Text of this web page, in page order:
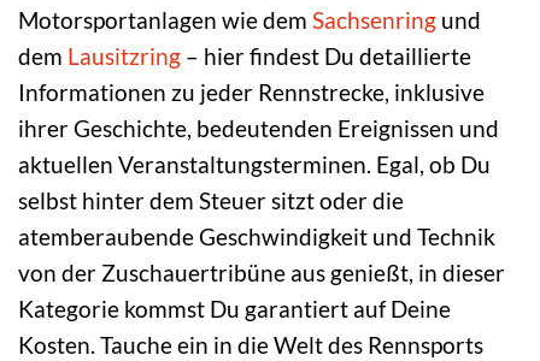
Motorsportanlagen wie dem Sachsenring und
dem Lausitzring – hier findest Du detaillierte
Informationen zu jeder Rennstrecke, inklusive
ihrer Geschichte, bedeutenden Ereignissen und
aktuellen Veranstaltungsterminen. Egal, ob Du
selbst hinter dem Steuer sitzt oder die
atemberaubende Geschwindigkeit und Technik
von der Zuschauertribüne aus genießt, in dieser
Kategorie kommst Du garantiert auf Deine
Kosten. Tauche ein in die Welt des Rennsports